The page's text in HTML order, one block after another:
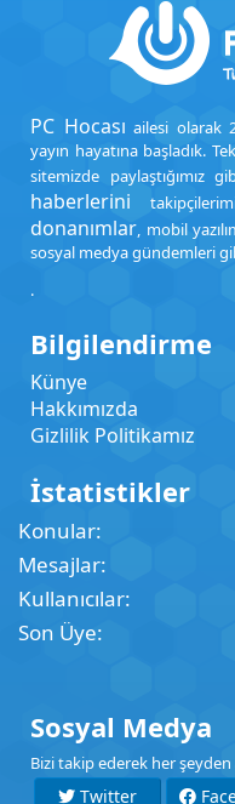
PC Hocası ailesi olarak
yayın hayatına başladık.
sitemizde paylaştığımız
haberlerini
donanımlar, mobil
sosyal medya gündemleri
.
Bilgilendirme
Künye
Hakkımızda
Gizlilik Politikamız
İstatistikler
Konular
Mesajlar
Kullanıcılar
Son Üye
Sosyal Medya
Bizi takip ederek her
Twitter